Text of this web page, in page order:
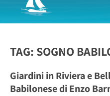
TAG: SOGNO
Giardini in Riviera e
Babilonese di Enzo